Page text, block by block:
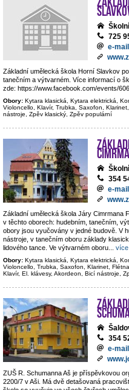
725
e-mail
Základní umělecká škola Horní Slavkov
tanečním a výtvarném. Více informací o
zde: https://www.facebook.com/events/
Obory: Kytara klasická, Kytara elektrická,
Violoncello, Klavír, Trubka, Saxofon,
nástroje, Zpěv klasický, Zpěv populární
354
e-mail
Základní umělecká škola Járy Cimrmana
v těchto oborech: hudebním, tanečním,
obory jsou vyučovány v jedné budově. V
nástroje, v tanečním oboru základy
lidového tance. Ve výtvarném oboru
více
Obory: Kytara klasická, Kytara elektrická,
Violoncello, Trubka, Saxofon, Klarinet,
Klavír, El. klávesy, Akordeon, Bicí nástroje,
354
e-mail
ZUŠ R. Schumanna Aš je příspěvkovou
2200/7 v Aši. Má dvě detašovaná